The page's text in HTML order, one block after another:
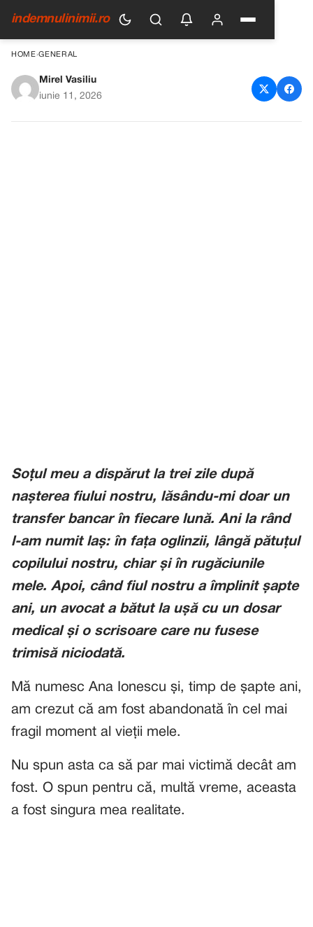
indemnulinimii.ro
HOME›GENERAL
Avocatul a venit cu scrisoarea
Mirel Vasiliu
iunie 11, 2026
Soțul meu a dispărut la trei zile după
nașterea fiului nostru, lăsându-mi doar un
transfer bancar în fiecare lună. Ani la rând
l-am numit laș: în fața oglinzii, lângă pătuțul
copilului nostru, chiar și în rugăciunile
mele. Apoi, când fiul nostru a împlinit șapte
ani, un avocat a bătut la ușă cu un dosar
medical și o scrisoare care nu fusese
trimisă niciodată.
Mă numesc Ana Ionescu și, timp de șapte ani,
am crezut că am fost abandonată în cel mai
fragil moment al vieții mele.
Nu spun asta ca să par mai victimă decât am
fost. O spun pentru că, multă vreme, aceasta
a fost singura mea realitate.